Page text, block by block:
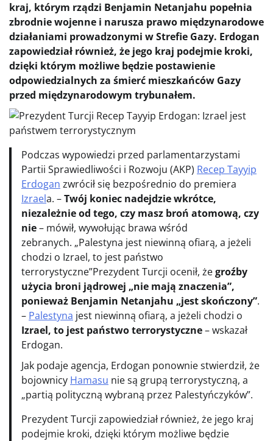
kraj, którym rządzi Benjamin Netanjahu popełnia
zbrodnie wojenne i narusza prawo międzynarodowe
działaniami prowadzonymi w Strefie Gazy. Erdogan
zapowiedział również, że jego kraj podejmie kroki,
dzięki którym możliwe będzie postawienie
odpowiedzialnych za śmierć mieszkańców Gazy
przed międzynarodowym trybunałem.
Podczas wypowiedzi przed parlamentarzystami
Partii Sprawiedliwości i Rozwoju (AKP) Recep Tayyip
Erdogan zwrócił się bezpośrednio do premiera
Izraela. –Twój koniec nadejdzie wkrótce,
niezależnie od tego, czy masz broń atomową, czy
nie– mówił, wywołując brawa wśród
zebranych. „Palestyna jest niewinną ofiarą, a jeżeli
chodzi o Izrael, to jest państwo
terrorystyczne”Prezydent Turcji ocenił, żegroźby
użycia broni jądrowej „nie mają znaczenia”,
ponieważ Benjamin Netanjahu „jest skończony”.
– Palestyna jest niewinną ofiarą, a jeżeli chodzi o
Izrael, to jest państwo terrorystyczne– wskazał
Erdogan.
Jak podaje agencja, Erdogan ponownie stwierdził, że
bojownicy Hamasu nie są grupą terrorystyczną, a
„partią polityczną wybraną przez Palestyńczyków”.
Prezydent Turcji zapowiedział również, że jego kraj
podejmie kroki, dzięki którym możliwe będzie